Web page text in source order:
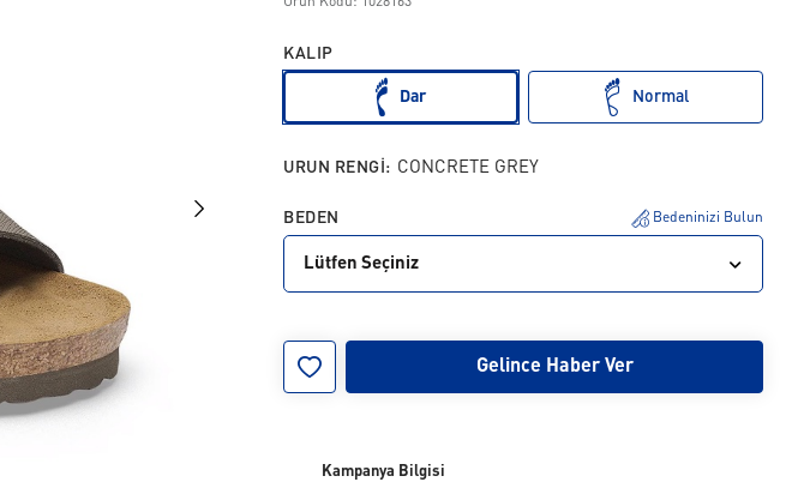
KALIP
Dar Normal
URUN RENGI: CONCRETE GREY
BEDEN Bedeninizi Bulun
Lütfen Seçiniz
Gelince Haber Ver
Kampanya Bilgisi